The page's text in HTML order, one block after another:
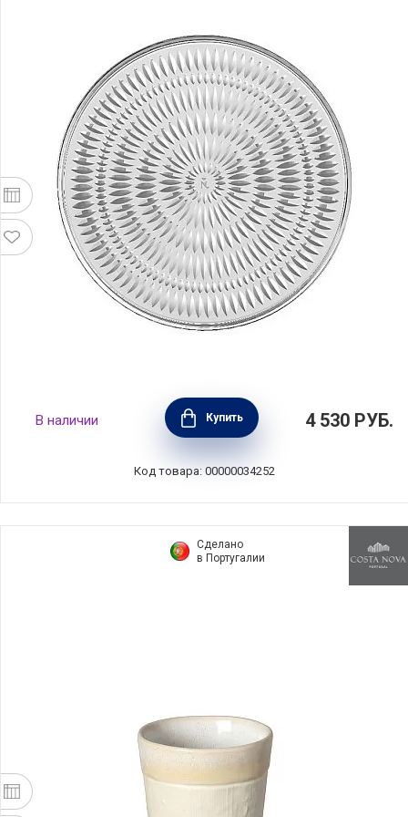
Набор из 2 тарелок с бортом Ethno 22 см,
хрусталь, Nachtmann, 105767
В наличии Купить 4 530 РУБ.
Код товара: 00000034252
Сделано
в Португалии